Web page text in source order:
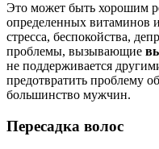
Это может быть хорошим
определенных витаминов
стресса, беспокойства,
проблемы, вызывающие
не поддерживается
предотвратить проблему
большинство мужчин.
Пересадка волос